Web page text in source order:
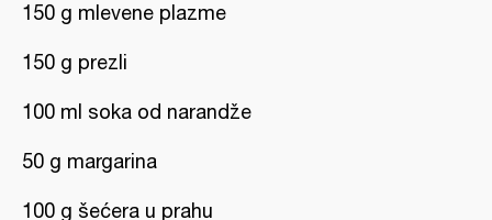
150 g mlevene plazme
150 g prezli
100 ml soka od narandže
50 g margarina
100 g šećera u prahu